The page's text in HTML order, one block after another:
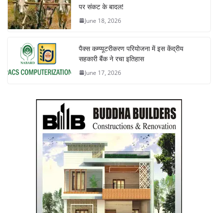
पर संकट के बादल!
June 18, 2026
पैक्स कम्प्यूटरीकरण परियोजना में इस केंद्रीय
सहकारी बैंक ने रचा इतिहास
June 17, 2026